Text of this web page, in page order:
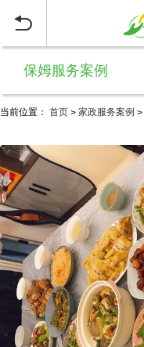

保姆服务案例
当前位置： 首页 > 家政服务案例 >